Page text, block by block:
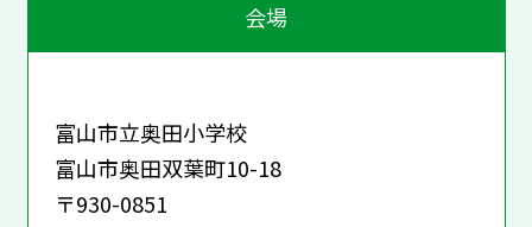
会場
富山市立奥田小学校
富山市奥田双葉町10-18
〒930-0851